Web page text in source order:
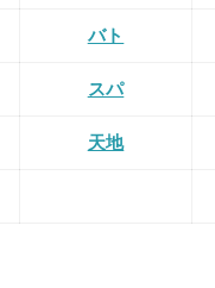
バト
スパ
天地